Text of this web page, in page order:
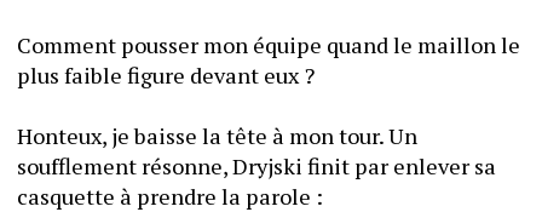
Comment pousser mon équipe quand le maillon le
plus faible figure devant eux ?
Honteux, je baisse la tête à mon tour. Un
soufflement résonne, Dryjski finit par enlever sa
casquette à prendre la parole :